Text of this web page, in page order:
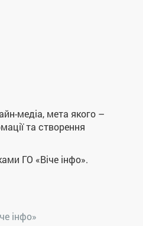
медіа, мета якого –
та створення
ГО «Віче інфо».
інфо»